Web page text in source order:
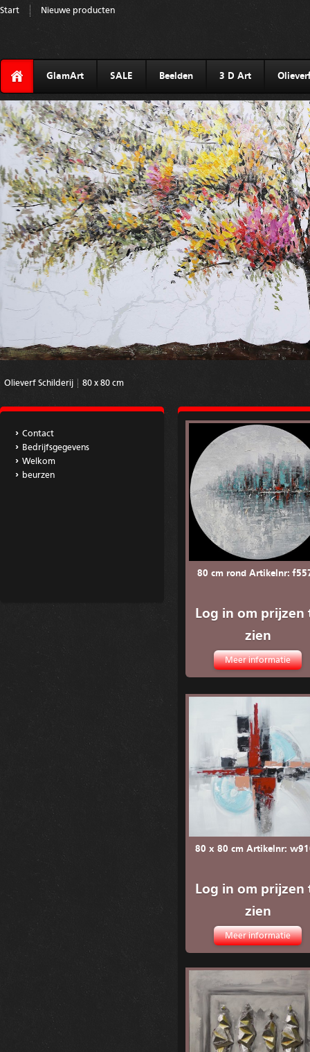
Start Nieuwe producten
GlamArt SALE Beelden 3 D Art
Olieverf Schilderij 80 x 80 cm
Contact
Bedrijfsgegevens
Welkom
beurzen
80 cm rond Artikelnr:
Log in om prijzen
zien
Meer informatie
80 x 80 cm Artikelnr:
Log in om prijzen
zien
Meer informatie